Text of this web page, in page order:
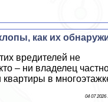
как их
вредителей не
– ни владелец
в
04 07 2026